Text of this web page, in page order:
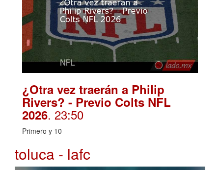
¿Otra vez traerán a Philip
Rivers? - Previo Colts NFL
2026. 23:50
Primero y 10
toluca - lafc